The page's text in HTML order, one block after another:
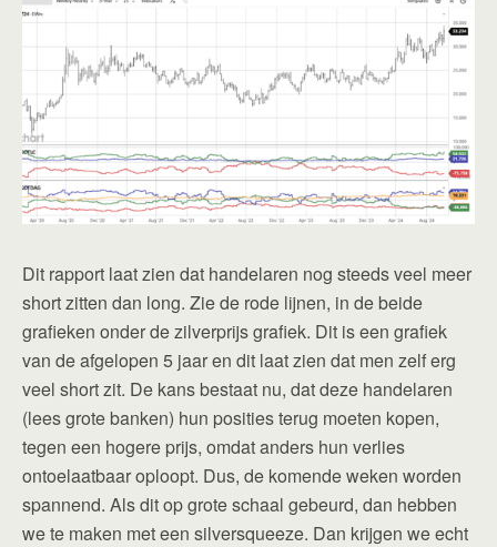
Dit rapport laat zien dat handelaren nog steeds veel meer
short zitten dan long. Zie de rode lijnen, in de beide
grafieken onder de zilverprijs grafiek. Dit is een grafiek
van de afgelopen 5 jaar en dit laat zien dat men zelf erg
veel short zit. De kans bestaat nu, dat deze handelaren
(lees grote banken) hun posities terug moeten kopen,
tegen een hogere prijs, omdat anders hun verlies
ontoelaatbaar oploopt. Dus, de komende weken worden
spannend. Als dit op grote schaal gebeurd, dan hebben
we te maken met een silversqueeze. Dan krijgen we echt